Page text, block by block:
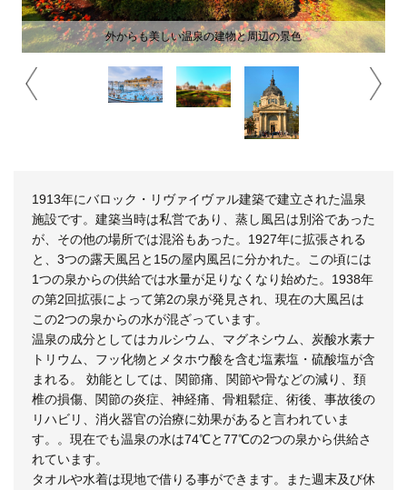
外からも美しい温泉の建物と周辺の景色
1913年にバロック・リヴァイヴァル建築で建立された温泉
施設です。建築当時は私営であり、蒸し風呂は別浴であった
が、その他の場所では混浴もあった。1927年に拡張される
と、3つの露天風呂と15の屋内風呂に分かれた。この頃には
1つの泉からの供給では水量が足りなくなり始めた。1938年
の第2回拡張によって第2の泉が発見され、現在の大風呂は
この2つの泉からの水が混ざっています。
温泉の成分としてはカルシウム、マグネシウム、炭酸水素ナ
トリウム、フッ化物とメタホウ酸を含む塩素塩・硫酸塩が含
まれる。 効能としては、関節痛、関節や骨などの減り、頚
椎の損傷、関節の炎症、神経痛、骨粗鬆症、術後、事故後の
リハビリ、消火器官の治療に効果があると言われていま
す。。現在でも温泉の水は74℃と77℃の2つの泉から供給さ
れています。
タオルや水着は現地で借りる事ができます。また週末及び休